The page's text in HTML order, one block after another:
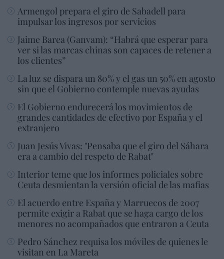
Armengol prepara el giro de Sabadell para
impulsar los ingresos por servicios
Jaime Barea (Ganvam): “Habrá que esperar para
ver si las marcas chinas son capaces de retener a
los clientes”
La luz se dispara un 80% y el gas un 50% en agosto
sin que el Gobierno contemple nuevas ayudas
El Gobierno endurecerá los movimientos de
grandes cantidades de efectivo por España y el
extranjero
Juan Jesús Vivas: "Pensaba que el giro del Sáhara
era a cambio del respeto de Rabat"
Interior teme que los informes policiales sobre
Ceuta desmientan la versión oficial de las mafias
El acuerdo entre España y Marruecos de 2007
permite exigir a Rabat que se haga cargo de los
menores no acompañados que entraron a Ceuta
Pedro Sánchez requisa los móviles de quienes le
visitan en La Mareta